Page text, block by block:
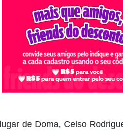
de Doma, Celso